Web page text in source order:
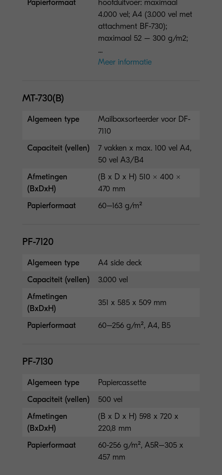
Papierformaat
hoofduitvoer: maximaal
4.000 vel; A4 (3.000 vel met
attachment BF-730);
maximaal 52 – 300 g/m2;
...
Meer informatie
MT-730(B)
Algemeen type
Mailboxsorteerder voor DF-
7110
Capaciteit (vellen)
7 vakken x max. 100 vel A4,
50 vel A3/B4
Afmetingen
(BxDxH)
(B x D x H) 510 × 400 ×
470 mm
Papierformaat
60–163 g/m²
PF-7120
Algemeen type
A4 side deck
Capaciteit (vellen)
3.000 vel
Afmetingen
(BxDxH)
351 x 585 x 509 mm
Papierformaat 60–256 g/m², A4, B5
PF-7130
Algemeen type
Papiercassette
Capaciteit (vellen)
500 vel
Afmetingen
(BxDxH)
(B x D x H) 598 x 720 x
220,8 mm
Papierformaat
60-256 g/m², A5R–305 x
457 mm